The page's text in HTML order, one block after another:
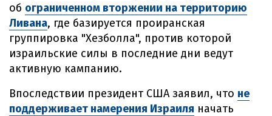
об ограниченном вторжении на территорию
Ливана, где базируется проиранская
группировка "Хезболла", против которой
израильские силы в последние дни ведут
активную кампанию.
Впоследствии президент США заявил, что не
поддерживает намерения Израиля начать